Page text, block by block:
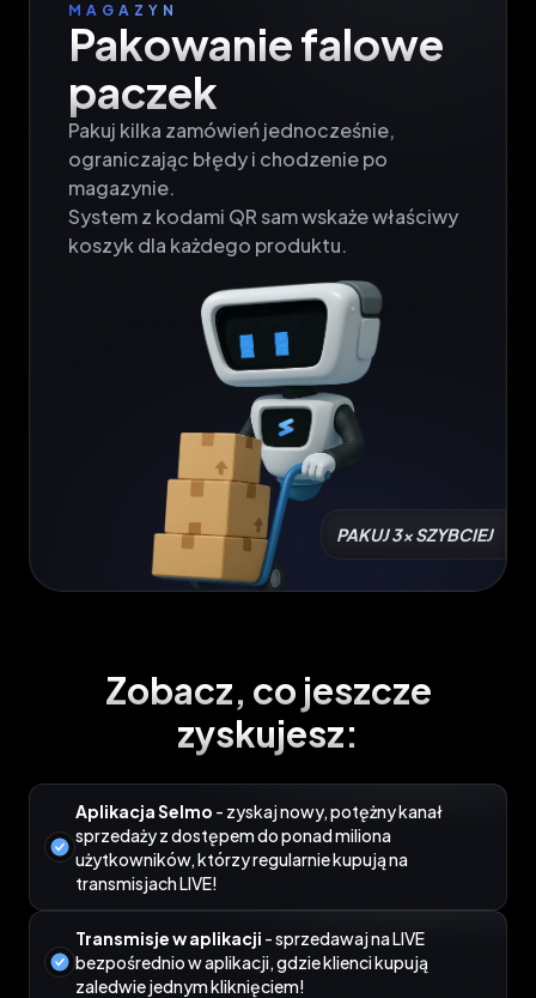
MAGAZYN
Pakowanie falowe
paczek
Pakuj kilka zamówień jednocześnie,
ograniczając błędy i chodzenie po
magazynie.
System z kodami QR sam wskaże właściwy
koszyk dla każdego produktu.
PAKUJ 3x SZYBCIEJ
Zobacz, co jeszcze
zyskujesz:
Aplikacja Selmo - zyskaj nowy, potężny kanał
sprzedaży z dostępem do ponad miliona
użytkowników, którzy regularnie kupują na
transmisjach LIVE!
Transmisje w aplikacji - sprzedawaj na LIVE
bezpośrednio w aplikacji, gdzie klienci kupują
zaledwie jednym kliknięciem!